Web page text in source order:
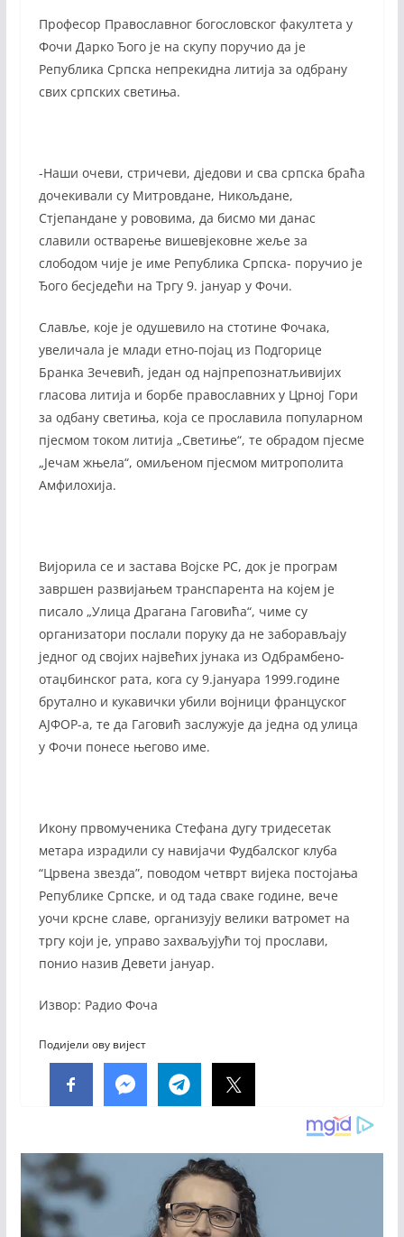
Професор Православног богословског факултета у
Фочи Дарко Ђого је на скупу поручио да је
Република Српска непрекидна литија за одбрану
свих српских светиња.
-Наши очеви, стричеви, дједови и сва српска браћа
дочекивали су Митровдане, Никољдане,
Стјепандане у рововима, да бисмо ми данас
славили остварење вишевјековне жеље за
слободом чије је име Република Српска- поручио је
Ђого бесједећи на Тргу 9. јануар у Фочи.
Славље, које је одушевило на стотине Фочака,
увеличала је млади етно-појац из Подгорице
Бранка Зечевић, један од најпрепознатљивијих
гласова литија и борбе православних у Црној Гори
за одбану светиња, која се прославила популарном
пјесмом током литија „Светиње“, те обрадом пјесме
„Јечам жњела“, омиљеном пјесмом митрополита
Амфилохија.
Вијорила се и застава Војске РС, док је програм
завршен развијањем транспарента на којем је
писало „Улица Драгана Гаговића“, чиме су
организатори послали поруку да не заборављају
једног од својих највећих јунака из Одбрамбено-
отаџбинског рата, кога су 9.јануара 1999.године
брутално и кукавички убили војници француског
АЈФОР-а, те да Гаговић заслужује да једна од улица
у Фочи понесе његово име.
Икону првомученика Стефана дугу тридесетак
метара израдили су навијачи Фудбалског клуба
“Црвена звезда”, поводом четврт вијека постојања
Републике Српске, и од тада сваке године, вече
уочи крсне славе, организују велики ватромет на
тргу који је, управо захваљујући тој прослави,
понио назив Девети јануар.
Извор: Радио Фоча
Подијели ову вијест